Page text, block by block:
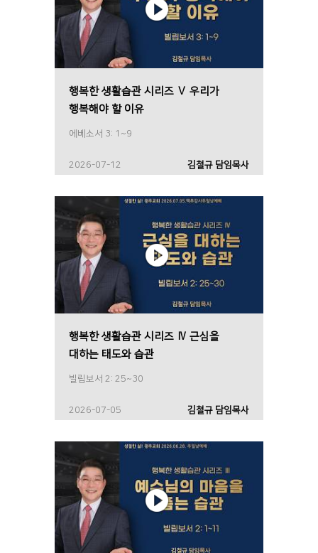
행복한 생활습관 시리즈 Ⅴ 우리가
행복해야 할 이유
에베소서 3: 1~9
2026-07-12 김철규 담임목사
행복한 생활습관 시리즈 Ⅳ 근심을
대하는 태도와 습관
빌립보서 2: 25~30
2026-07-05 김철규 담임목사